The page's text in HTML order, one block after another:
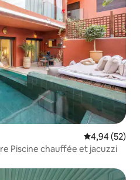
Évaluation
4,94 (52)
Piscine chauffée et jacuzzi